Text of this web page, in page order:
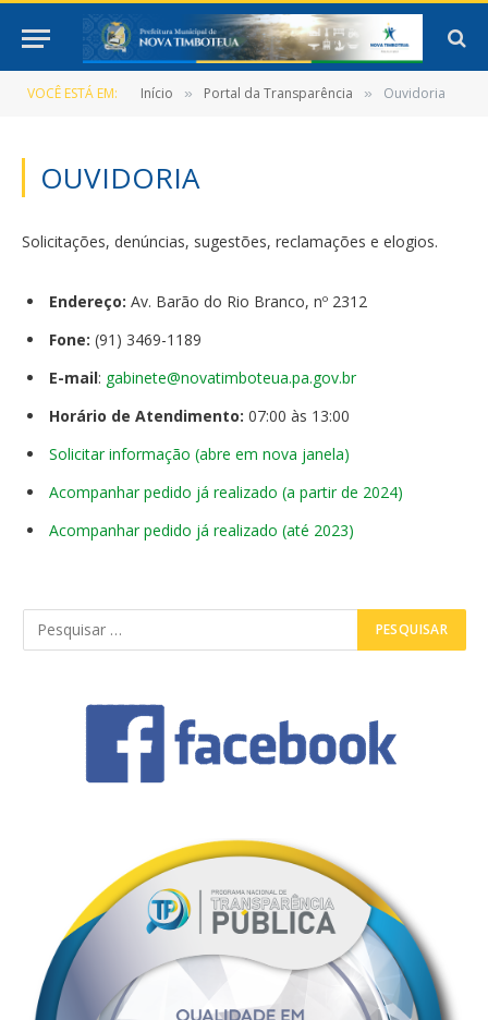
VOCÊ ESTÁ EM: Início » Portal da Transparência » Ouvidoria
OUVIDORIA
Solicitações, denúncias, sugestões, reclamações e elogios.
Endereço: Av. Barão do Rio Branco, nº 2312
Fone: (91) 3469-1189
E-mail: gabinete@novatimboteua.pa.gov.br
Horário de Atendimento: 07:00 às 13:00
Solicitar informação (abre em nova janela)
Acompanhar pedido já realizado (a partir de 2024)
Acompanhar pedido já realizado (até 2023)